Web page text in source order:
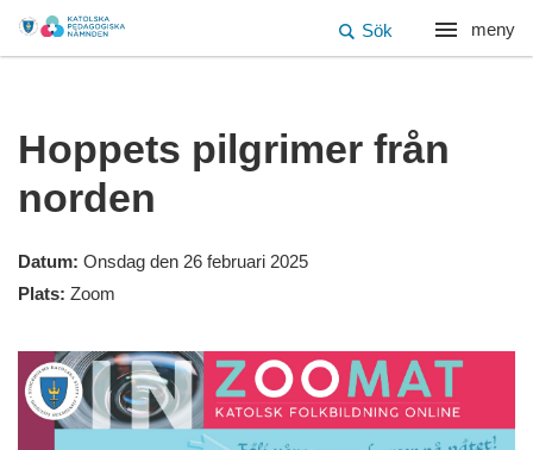
meny
Sök
Hoppets pilgrimer från
norden
Datum: Onsdag den 26 februari 2025
Plats: Zoom